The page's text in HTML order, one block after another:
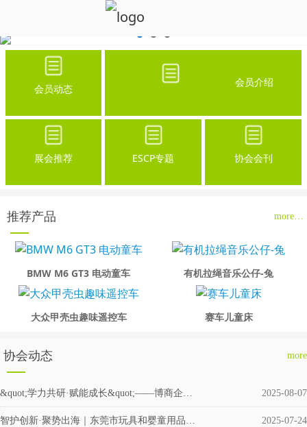
会员动态
会员介绍
展会推荐 ESCP专题 协会会刊
推荐产品 more…
BMW M6 GT3 电动童车 有机拉绳音乐公仔-兔
大众甲壳虫趣味遥控车 赛车儿童床
协会动态 more
&quot;学力共研·赋能成长&quot;——博商企业交流会圆满举行 2025-08-07
智护创新·聚势出海｜东莞市玩具和婴童用品企业涉外知识产权交流会成功举办 2025-07-24